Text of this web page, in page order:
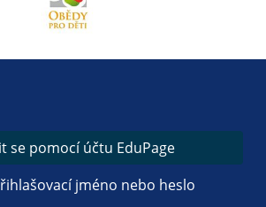
se pomocí účtu EduPage
jméno nebo heslo